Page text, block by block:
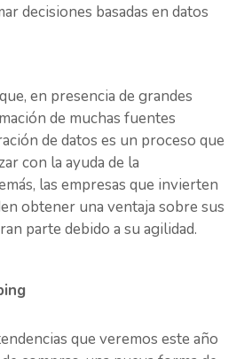
decisiones basadas en datos
en presencia de grandes
de muchas fuentes
de datos es un proceso que
con la ayuda de la
las empresas que invierten
obtener una ventaja sobre sus
parte debido a su agilidad.
que veremos este año